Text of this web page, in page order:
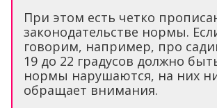
При этом есть четко
законодательстве нормы.
говорим, например, про
19 до 22 градусов должно
нормы нарушаются, на них
обращает внимания.